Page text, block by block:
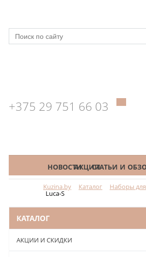
+375 29 751 66 03
КАТАЛОГНОВОСТИАКЦИИСТАТЬИ И
Kuzina.by Каталог Наборы
Luca-S
КАТАЛОГ
АКЦИИ И СКИДКИ